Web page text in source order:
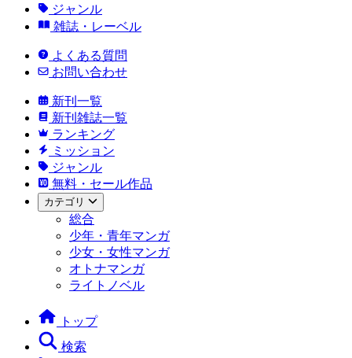
ジャンル
雑誌・レーベル
よくある質問
お問い合わせ
新刊一覧
新刊雑誌一覧
ランキング
ミッション
ジャンル
無料・セール作品
カテゴリ
総合
少年・青年マンガ
少女・女性マンガ
オトナマンガ
ライトノベル
トップ
検索